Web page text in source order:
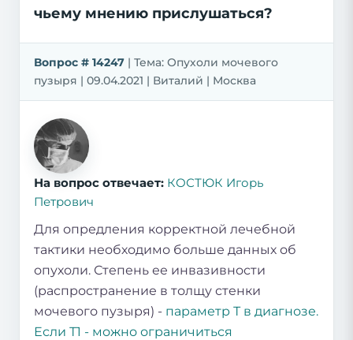
чьему мнению прислушаться?
Вопрос # 14247 | Тема: Опухоли мочевого
пузыря | 09.04.2021 | Виталий | Москва
На вопрос отвечает: КОСТЮК Игорь
Петрович
Для опредления корректной лечебной
тактики необходимо больше данных об
опухоли. Степень ее инвазивности
(распространение в толщу стенки
мочевого пузыря) - параметр Т в диагнозе.
Если Т1 - можно ограничиться